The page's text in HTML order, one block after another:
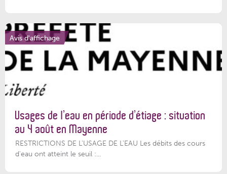
Avis d'affichage
Usages de l’eau en période d’étiage : situation
au 4 août en Mayenne
RESTRICTIONS DE L’USAGE DE L’EAU Les débits des cours
d'eau ont atteint le seuil :...